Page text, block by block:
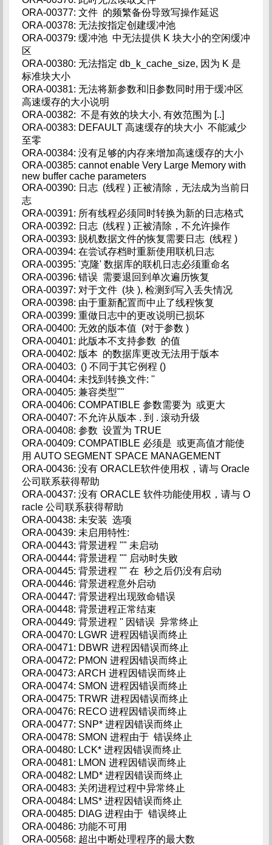
ORA-00377: 文件 的频繁备份导致写操作延迟
ORA-00378: 无法按指定创建缓冲池
ORA-00379: 缓冲池 中无法提供 K 块大小的空闲缓冲
区
ORA-00380: 无法指定 db_k_cache_size, 因为 K 是
标准块大小
ORA-00381: 无法将新参数和旧参数同时用于缓冲区
高速缓存的大小说明
ORA-00382: 不是有效的块大小, 有效范围为 [..]
ORA-00383: DEFAULT 高速缓存的块大小 不能减少
至零
ORA-00384: 没有足够的内存来增加高速缓存的大小
ORA-00385: cannot enable Very Large Memory with
new buffer cache parameters
ORA-00390: 日志 (线程 ) 正被清除，无法成为当前日
志
ORA-00391: 所有线程必须同时转换为新的日志格式
ORA-00392: 日志 (线程 ) 正被清除，不允许操作
ORA-00393: 脱机数据文件的恢复需要日志 (线程 )
ORA-00394: 在尝试存档时重新使用联机日志
ORA-00395: '克隆' 数据库的联机日志必须重命名
ORA-00396: 错误 需要退回到单次遍历恢复
ORA-00397: 对于文件 (块 ), 检测到写入丢失情况
ORA-00398: 由于重新配置而中止了线程恢复
ORA-00399: 重做日志中的更改说明已损坏
ORA-00400: 无效的版本值 (对于参数 )
ORA-00401: 此版本不支持参数 的值
ORA-00402: 版本 的数据库更改无法用于版本
ORA-00403: () 不同于其它例程 ()
ORA-00404: 未找到转换文件: ''
ORA-00405: 兼容类型""
ORA-00406: COMPATIBLE 参数需要为 或更大
ORA-00407: 不允许从版本 . 到 . 滚动升级
ORA-00408: 参数 设置为 TRUE
ORA-00409: COMPATIBLE 必须是 或更高值才能使
用 AUTO SEGMENT SPACE MANAGEMENT
ORA-00436: 没有 ORACLE软件使用权，请与 Oracle
公司联系获得帮助
ORA-00437: 没有 ORACLE 软件功能使用权，请与 O
racle 公司联系获得帮助
ORA-00438: 未安装 选项
ORA-00439: 未启用特性:
ORA-00443: 背景进程 "" 未启动
ORA-00444: 背景进程 "" 启动时失败
ORA-00445: 背景进程 "" 在 秒之后仍没有启动
ORA-00446: 背景进程意外启动
ORA-00447: 背景进程出现致命错误
ORA-00448: 背景进程正常结束
ORA-00449: 背景进程 '' 因错误 异常终止
ORA-00470: LGWR 进程因错误而终止
ORA-00471: DBWR 进程因错误而终止
ORA-00472: PMON 进程因错误而终止
ORA-00473: ARCH 进程因错误而终止
ORA-00474: SMON 进程因错误而终止
ORA-00475: TRWR 进程因错误而终止
ORA-00476: RECO 进程因错误而终止
ORA-00477: SNP* 进程因错误而终止
ORA-00478: SMON 进程由于 错误终止
ORA-00480: LCK* 进程因错误而终止
ORA-00481: LMON 进程因错误而终止
ORA-00482: LMD* 进程因错误而终止
ORA-00483: 关闭进程过程中异常终止
ORA-00484: LMS* 进程因错误而终止
ORA-00485: DIAG 进程由于 错误终止
ORA-00486: 功能不可用
ORA-00568: 超出中断处理程序的最大数